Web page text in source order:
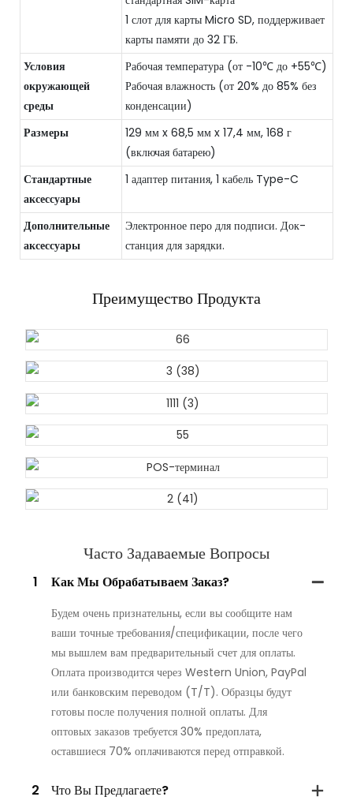
1 слот для карты Micro SD, поддерживает
карты памяти до 32 ГБ.
Условия
окружающей
среды
Рабочая температура (от -10℃ до +55℃)
Рабочая влажность (от 20% до 85% без
конденсации)
Размеры
129 мм x 68,5 мм x 17,4 мм, 168 г
(включая батарею)
Стандартные
аксессуары
1 адаптер питания, 1 кабель Type-C
Дополнительные
аксессуары
Электронное перо для подписи. Док-
станция для зарядки.
Преимущество Продукта
Часто Задаваемые Вопросы
1 Как Мы Обрабатываем Заказ?
Будем очень признательны, если вы сообщите нам
ваши точные требования/спецификации, после чего
мы вышлем вам предварительный счет для оплаты.
Оплата производится через Western Union, PayPal
или банковским переводом (T/T). Образцы будут
готовы после получения полной оплаты. Для
оптовых заказов требуется 30% предоплата,
оставшиеся 70% оплачиваются перед отправкой.
2 Что Вы Предлагаете?